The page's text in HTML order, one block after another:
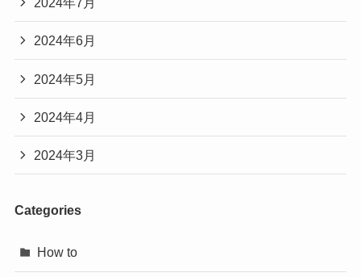
2024年6月
2024年5月
2024年4月
2024年3月
Categories
How to